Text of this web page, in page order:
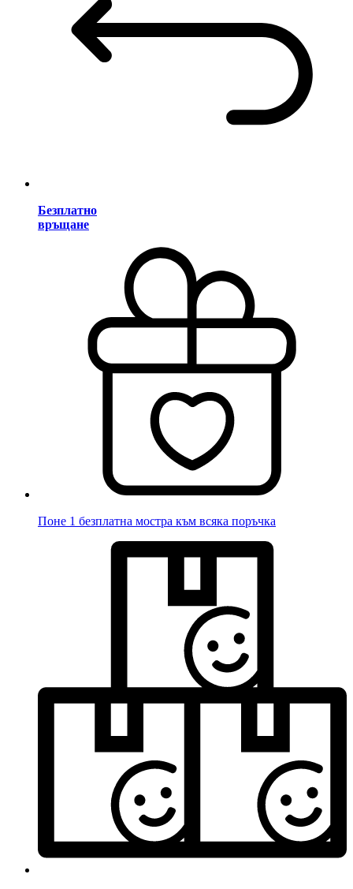
Безплатно
връщане
Поне 1 безплатна мостра към всяка поръчка